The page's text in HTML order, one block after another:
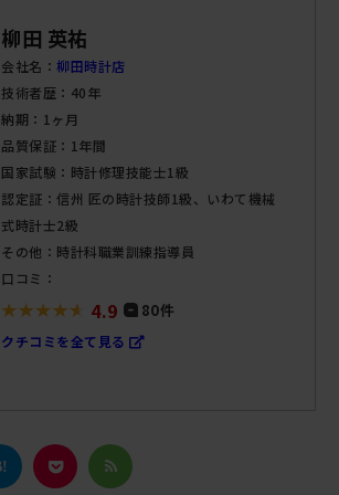
柳田 英祐
会社名：柳田時計店
技術者歴：40年
納期：1ヶ月
品質保証：1年間
国家試験：時計修理技能士1級
認定証：信州 匠の時計技師1級、いわて機械
式時計士2級
その他：時計科職業訓練指導員
口コミ：
4.9 80件
クチコミを全て見る